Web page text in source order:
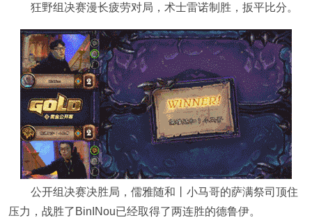
狂野组决赛漫长疲劳对局，术士雷诺制胜，扳平比分。
公开组决赛决胜局，儒雅随和丨小马哥的萨满祭司顶住
压力，战胜了BinINou已经取得了两连胜的德鲁伊。